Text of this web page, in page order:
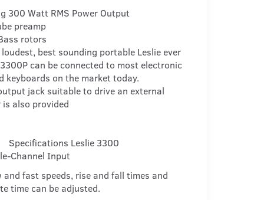
300 Watt RMS Power Output
preamp
rotors
best sounding portable Leslie ever
can be connected to most electronic
keyboards on the market today.
jack suitable to drive an external
also provided
Specifications Leslie 3300
Channel Input
and fast speeds, rise and fall times and
time can be adjusted.